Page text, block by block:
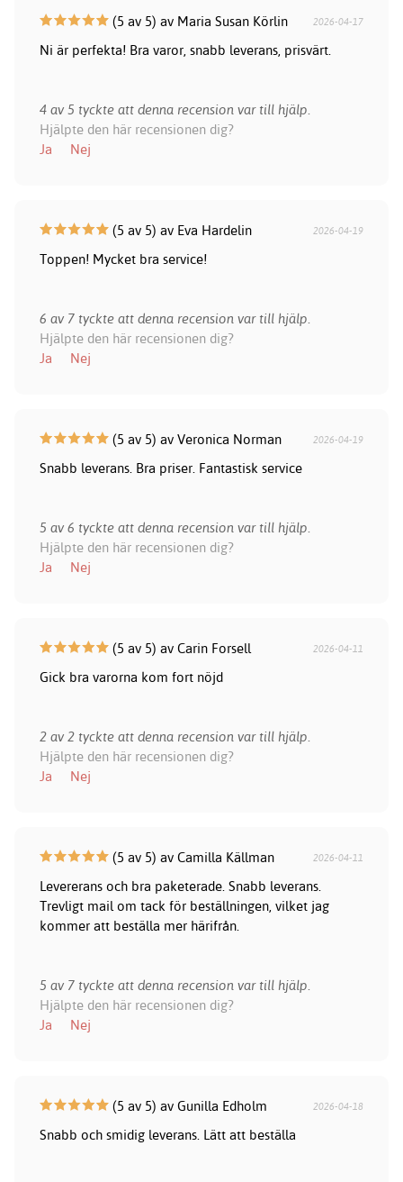
(5 av 5) av Maria Susan Körlin 2026-04-17
Ni är perfekta! Bra varor, snabb leverans, prisvärt.
4 av 5 tyckte att denna recension var till hjälp.
Hjälpte den här recensionen dig?
Ja
Nej
(5 av 5) av Eva Hardelin 2026-04-19
Toppen! Mycket bra service!
6 av 7 tyckte att denna recension var till hjälp.
Hjälpte den här recensionen dig?
Ja
Nej
(5 av 5) av Veronica Norman 2026-04-19
Snabb leverans. Bra priser. Fantastisk service
5 av 6 tyckte att denna recension var till hjälp.
Hjälpte den här recensionen dig?
Ja
Nej
(5 av 5) av Carin Forsell 2026-04-11
Gick bra varorna kom fort nöjd
2 av 2 tyckte att denna recension var till hjälp.
Hjälpte den här recensionen dig?
Ja
Nej
(5 av 5) av Camilla Källman 2026-04-11
Levererans och bra paketerade. Snabb leverans.
Trevligt mail om tack för beställningen, vilket jag
kommer att beställa mer härifrån.
5 av 7 tyckte att denna recension var till hjälp.
Hjälpte den här recensionen dig?
Ja
Nej
(5 av 5) av Gunilla Edholm 2026-04-18
Snabb och smidig leverans. Lätt att beställa